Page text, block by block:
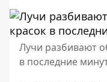
Лучи разбивают
в последние